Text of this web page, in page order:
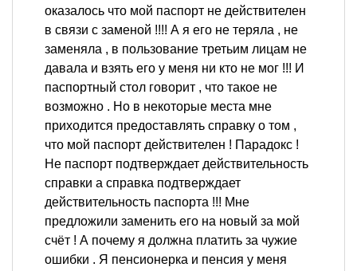
оказалось что мой паспорт не действителен
в связи с заменой !!!! А я его не теряла , не
заменяла , в пользование третьим лицам не
давала и взять его у меня ни кто не мог !!! И
паспортный стол говорит , что такое не
возможно . Но в некоторые места мне
приходится предоставлять справку о том ,
что мой паспорт действителен ! Парадокс !
Не паспорт подтверждает действительность
справки а справка подтверждает
действительность паспорта !!! Мне
предложили заменить его на новый за мой
счёт ! А почему я должна платить за чужие
ошибки . Я пенсионерка и пенсия у меня